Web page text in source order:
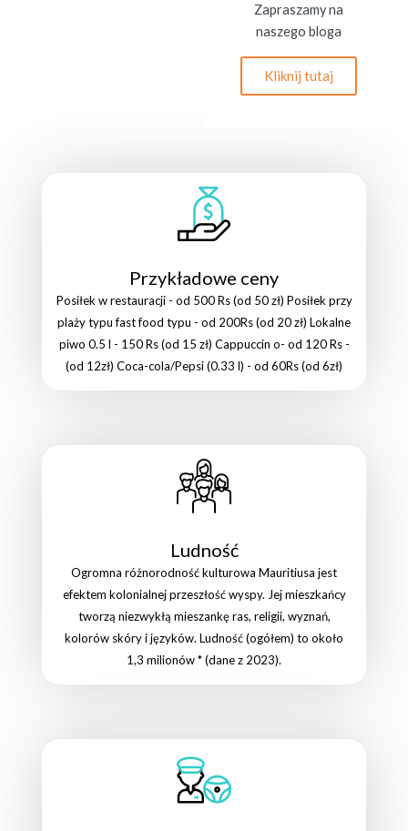
Zapraszamy na
naszego bloga
Kliknij tutaj
Przykładowe ceny
Posiłek w restauracji - od 500 Rs (od 50 zł) Posiłek przy
plaży typu fast food typu - od 200Rs (od 20 zł) Lokalne
piwo 0.5 l - 150 Rs (od 15 zł) Cappuccin o- od 120 Rs -
(od 12zł) Coca-cola/Pepsi (0.33 l) - od 60Rs (od 6zł)
Ludność
Ogromna różnorodność kulturowa Mauritiusa jest
efektem kolonialnej przeszłość wyspy. Jej mieszkańcy
tworzą niezwykłą mieszankę ras, religii, wyznań,
kolorów skóry i języków. Ludność (ogółem) to około
1,3 milionów * (dane z 2023).